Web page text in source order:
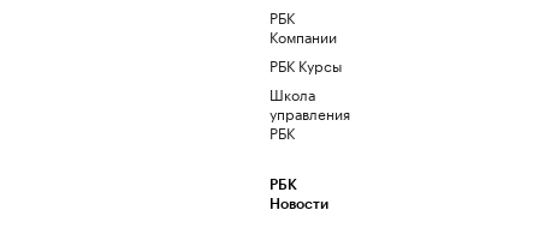
РБК
Компании
РБК Курсы
Школа
управления
РБК
РБК
Новости